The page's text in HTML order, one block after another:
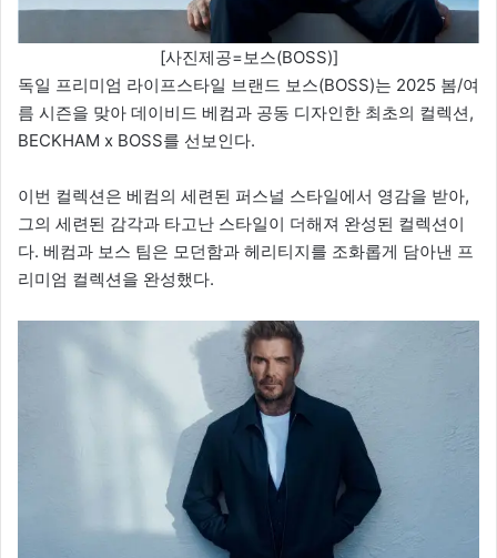
[사진제공=보스(BOSS)]
독일 프리미엄 라이프스타일 브랜드 보스(BOSS)는 2025 봄/여
름 시즌을 맞아 데이비드 베컴과 공동 디자인한 최초의 컬렉션,
BECKHAM x BOSS를 선보인다.
이번 컬렉션은 베컴의 세련된 퍼스널 스타일에서 영감을 받아,
그의 세련된 감각과 타고난 스타일이 더해져 완성된 컬렉션이
다. 베컴과 보스 팀은 모던함과 헤리티지를 조화롭게 담아낸 프
리미엄 컬렉션을 완성했다.